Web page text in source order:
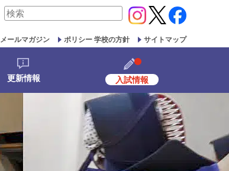
検
対
象:
メールマガジン ポリシー 学校の方針 サイトマップ
更新情報 入試情報